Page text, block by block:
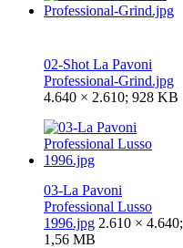
02-Shot La Pavoni
Professional-Grind.jpg
4.640 × 2.610; 928 KB
03-La Pavoni
Professional Lusso
1996.jpg 2.610 × 4.640;
1,56 MB